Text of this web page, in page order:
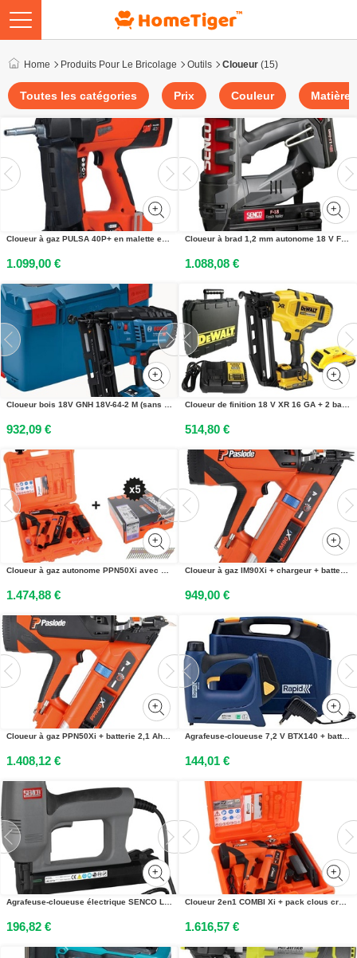
Home Produits Pour Le Bricolage Outils Cloueur (15)
Toutes les catégories Prix Couleur Matière
Cloueur à gaz PULSA 40P+ en malette en plastique SPIT 019652
1.099,00 €
Cloueur à brad 1,2 mm autonome 18 V Fusion F-18 + 2 batteries 2 Ah + chargeur + malette SENCO 6E2001N
1.088,08 €
Cloueur bois 18V GNH 18V-64-2 M (sans batterie ni chargeur) en coffret L-BOXX BOSCH 0601482001
932,09 €
Cloueur de finition 18 V XR 16 GA + 2 batteries 2Ah + chargeur + coffret DEWALT DCN660D2-QW
514,80 €
Cloueur à gaz autonome PPN50Xi avec 1 pack 4 x 35 Hard CTR GAL en coffret standard SPIT PASLODE 054706
1.474,88 €
Cloueur à gaz IM90Xi + chargeur + batterie 2,1 Ah + coffret SPIT PASLODE 019710
949,00 €
Cloueur à gaz PPN50Xi + batterie 2,1 Ah + chargeur + coffret SPIT PASLODE 019770
1.408,12 €
Agrafeuse-cloueuse 7,2 V BTX140 + batterie + chargeur + coffret RAPID 5001387
144,01 €
Agrafeuse-cloueuse électrique SENCO LNS3215E
196,82 €
Cloueur 2en1 COMBI Xi + pack clous crantés + batterie 2,1Ah + chargeur + coffret SPIT PASLODE 054764
1.616,57 €